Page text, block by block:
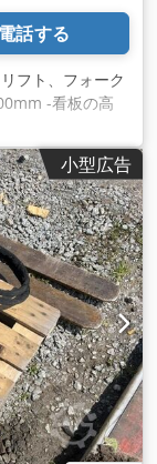
電話する
フト、フォーク
-看板の高
: 400 mm -寸法
小型広告